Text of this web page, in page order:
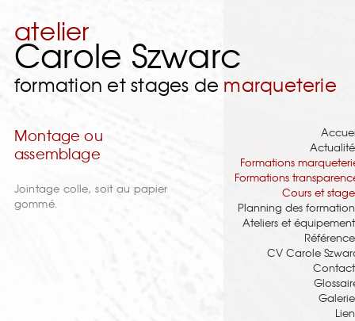
atelier
Carole Szwarc
formation et stages de marqueterie
Montage ou
assemblage
Jointage colle, soit au papier
gommé.
Formations
Formations
Cours et
Planning des
Ateliers et
CV Carole